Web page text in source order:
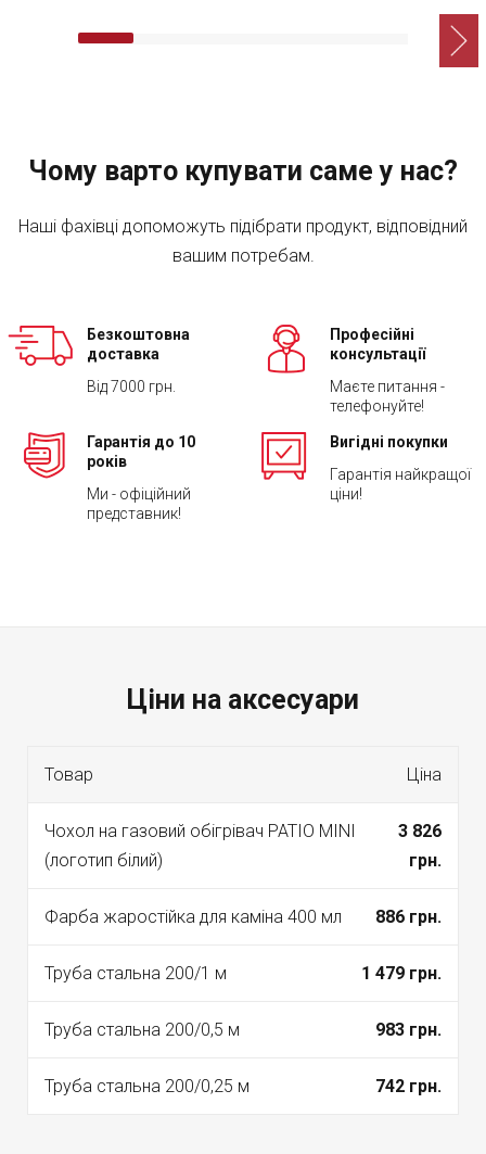
Чому варто купувати саме у нас?
Наші фахівці допоможуть підібрати продукт, відповідний
вашим потребам.
Безкоштовна
доставка
Від 7000 грн.
Професійні
консультації
Маєте питання -
телефонуйте!
Гарантія до 10
років
Ми - офіційний
представник!
Вигідні покупки
Гарантія найкращої
ціни!
Ціни на аксесуари
Товар Ціна
Чохол на газовий обігрівач PATIO MINI
(логотип білий)
3 826
грн.
Фарба жаростійка для каміна 400 мл 886 грн.
Труба стальна 200/1 м 1 479 грн.
Труба стальна 200/0,5 м 983 грн.
Труба стальна 200/0,25 м 742 грн.